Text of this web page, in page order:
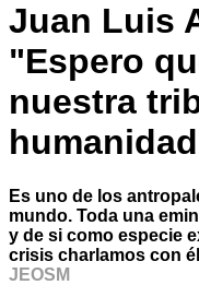
Juan Luis
"Espero
nuestra
Es uno de los
mundo. Toda una
y de si como especie
crisis charlamos con
JEOSM